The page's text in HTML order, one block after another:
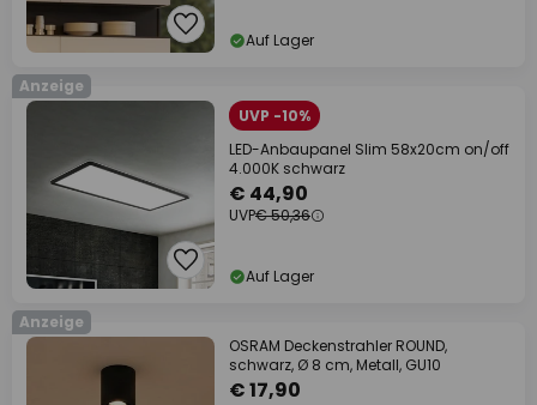
Auf Lager
Anzeige
UVP -10%
LED-Anbaupanel Slim 58x20cm on/off
4.000K schwarz
€ 44,90
UVP€ 50,36
Auf Lager
Anzeige
OSRAM Deckenstrahler ROUND,
schwarz, Ø 8 cm, Metall, GU10
€ 17,90